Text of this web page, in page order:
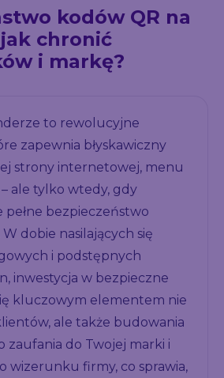
kodów QR na
chronić
i markę?
to rewolucyjne
zapewnia błyskawiczny
strony internetowej, menu
ale tylko wtedy, gdy
bezpieczeństwo
dobie nasilających się
i podstępnych
inwestycja w bezpieczne
kluczowym elementem nie
ale także budowania
zaufania do Twojej marki i
wizerunku firmy, co sprawia,